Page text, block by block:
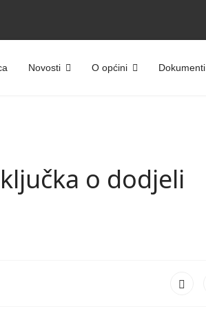
Novosti O općini Dokumenti
o dodjeli